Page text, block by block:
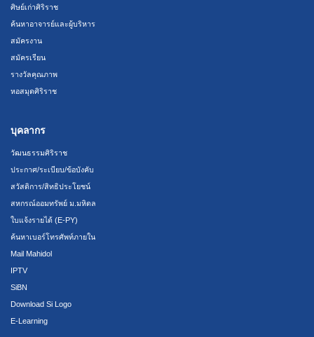
ศิษย์เก่าศิริราช
ค้นหาอาจารย์และผู้บริหาร
สมัครงาน
สมัครเรียน
รางวัลคุณภาพ
หอสมุดศิริราช
บุคลากร
วัฒนธรรมศิริราช
ประกาศ/ระเบียบ/ข้อบังคับ
สวัสดิการ/สิทธิประโยชน์
สหกรณ์ออมทรัพย์ ม.มหิดล
ใบแจ้งรายได้ (E-PY)
ค้นหาเบอร์โทรศัพท์ภายใน
Mail Mahidol
IPTV
SiBN
Download Si Logo
E-Learning